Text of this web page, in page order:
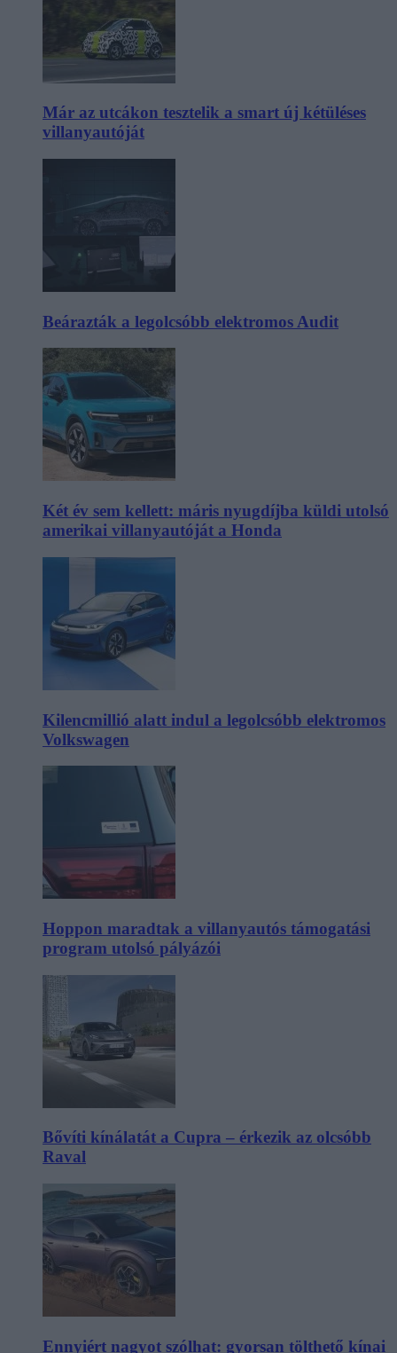
Már az utcákon tesztelik a smart új kétüléses
villanyautóját
Beárazták a legolcsóbb elektromos Audit
Két év sem kellett: máris nyugdíjba küldi utolsó
amerikai villanyautóját a Honda
Kilencmillió alatt indul a legolcsóbb elektromos
Volkswagen
Hoppon maradtak a villanyautós támogatási
program utolsó pályázói
Bővíti kínálatát a Cupra – érkezik az olcsóbb
Raval
Ennyiért nagyot szólhat: gyorsan tölthető kínai